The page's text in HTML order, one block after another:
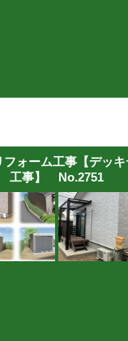
ォーム工事【デッ
工事】 No.2751